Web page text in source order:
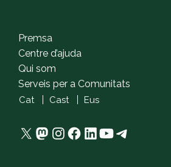
Premsa
Centre d’ajuda
Qui som
Serveis per a Comunitats
Cat Cast Eus
X Mastodon
Instagram
Facebook
LinkedIn
YouTube
Telegram